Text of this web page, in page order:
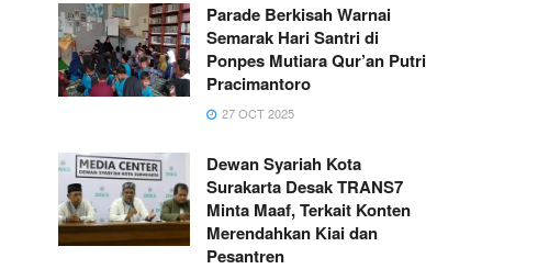
Parade Berkisah Warnai
Semarak Hari Santri di
Ponpes Mutiara Qur’an Putri
Pracimantoro
27 OCT 2025
Dewan Syariah Kota
Surakarta Desak TRANS7
Minta Maaf, Terkait Konten
Merendahkan Kiai dan
Pesantren